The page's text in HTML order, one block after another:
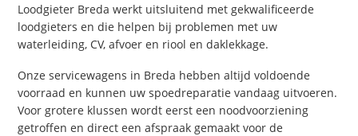
Loodgieter Breda werkt uitsluitend met gekwalificeerde
loodgieters en die helpen bij problemen met uw
waterleiding, CV, afvoer en riool en daklekkage.
Onze servicewagens in Breda hebben altijd voldoende
voorraad en kunnen uw spoedreparatie vandaag uitvoeren.
Voor grotere klussen wordt eerst een noodvoorziening
getroffen en direct een afspraak gemaakt voor de